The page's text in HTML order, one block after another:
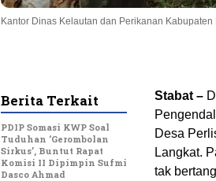
Kantor Dinas Kelautan dan Perikanan Kabupaten
Stabat –
Desa
Langkat.
tak
Berita Terkait
PDIP Somasi KWP Soal
Tuduhan ‘Gerombolan
Sirkus’, Buntut Rapat
Komisi II Dipimpin Sufmi
Dasco Ahmad